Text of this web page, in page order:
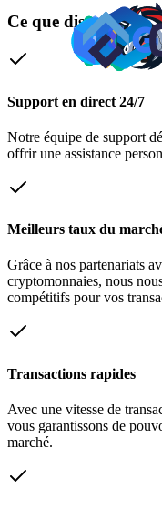
Ce que disent nos
Support en direct 24/7
Notre équipe de support
offrir une assistance
Meilleurs taux du
Grâce à nos partenariats
cryptomonnaies, nous
compétitifs pour vos
Transactions rapides
Avec une vitesse de
vous garantissons de
marché.